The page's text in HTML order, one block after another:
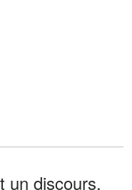
un discours,